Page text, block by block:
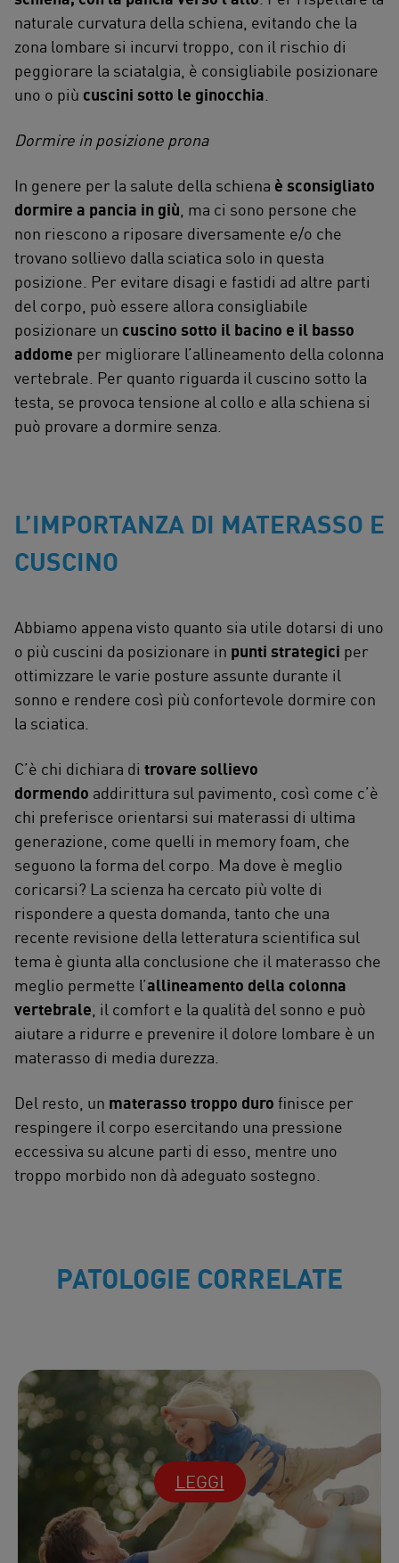
naturale curvatura della schiena, evitando che la
zona lombare si incurvi troppo, con il rischio di
peggiorare la sciatalgia, è consigliabile posizionare
uno o più cuscini sotto le ginocchia
Dormire in posizione prona
In genere per la salute della schiena è sconsigliato
dormire a pancia in giù , ma ci sono persone che
non riescono a riposare diversamente e/o che
trovano sollievo dalla sciatica solo in questa
posizione. Per evitare disagi e fastidi ad altre parti
del corpo, può essere allora consigliabile
posizionare un cuscino sotto il bacino e il basso
addome per migliorare l’allineamento della colonna
vertebrale. Per quanto riguarda il cuscino sotto la
testa, se provoca tensione al collo e alla schiena si
può provare a dormire senza.
L’IMPORTANZA DI MATERASSO E
CUSCINO
Abbiamo appena visto quanto sia utile dotarsi di uno
o più cuscini da posizionare in punti strategici per
ottimizzare le varie posture assunte durante il
sonno e rendere così più confortevole dormire con
la sciatica.
C’è chi dichiara di trovare sollievo
dormendo addirittura sul pavimento, così come c’è
chi preferisce orientarsi sui materassi di ultima
generazione, come quelli in memory foam, che
seguono la forma del corpo. Ma dove è meglio
coricarsi? La scienza ha cercato più volte di
rispondere a questa domanda, tanto che una
recente revisione della letteratura scientifica sul
tema è giunta alla conclusione che il materasso che
meglio permette l’allineamento della colonna
vertebrale , il comfort e la qualità del sonno e può
aiutare a ridurre e prevenire il dolore lombare è un
materasso di media durezza.
Del resto, un materasso troppo duro finisce per
respingere il corpo esercitando una pressione
eccessiva su alcune parti di esso, mentre uno
troppo morbido non dà adeguato sostegno.
PATOLOGIE CORRELATE
LEGGI